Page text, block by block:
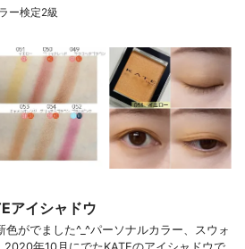
ー検定2級
アイシャドウ
色がでました^_^パーソナルカラー、スウォ